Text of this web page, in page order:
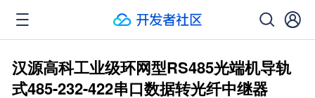
汉源高科工业级环网型RS485光端机导轨
式485-232-422串口数据转光纤中继器